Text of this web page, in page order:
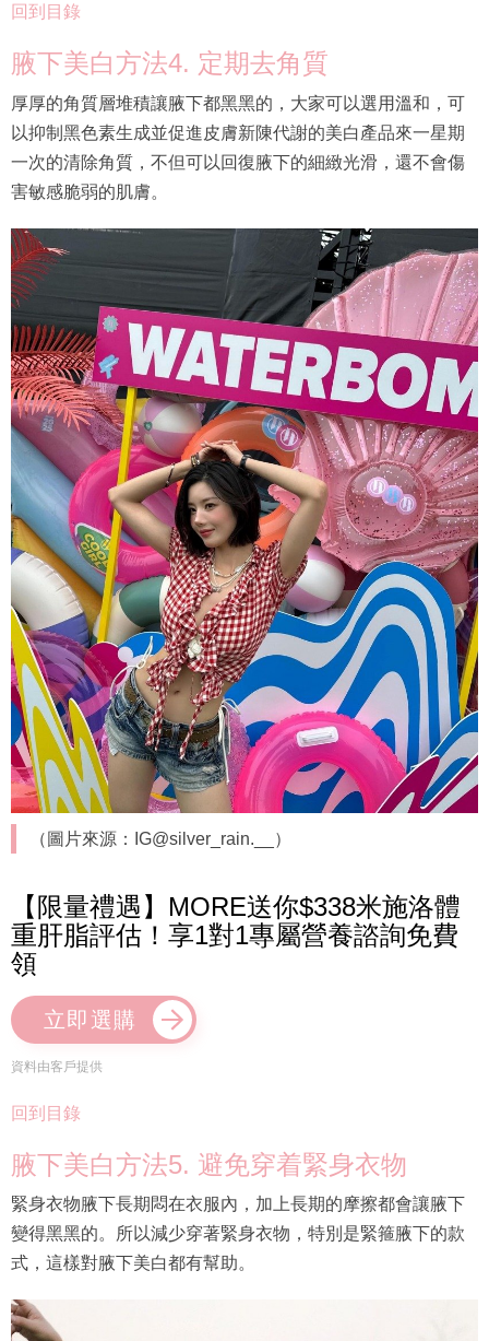
回到目錄
腋下美白方法4. 定期去角質
厚厚的角質層堆積讓腋下都黑黑的，大家可以選用溫和，可
以抑制黑色素生成並促進皮膚新陳代謝的美白產品來一星期
一次的清除角質，不但可以回復腋下的細緻光滑，還不會傷
害敏感脆弱的肌膚。
（圖片來源：IG@silver_rain.__）
【限量禮遇】MORE送你$338米施洛體
重肝脂評估！享1對1專屬營養諮詢免費
領
立即選購
資料由客戶提供
回到目錄
腋下美白方法5. 避免穿着緊身衣物
緊身衣物腋下長期悶在衣服內，加上長期的摩擦都會讓腋下
變得黑黑的。所以減少穿著緊身衣物，特別是緊箍腋下的款
式，這樣對腋下美白都有幫助。